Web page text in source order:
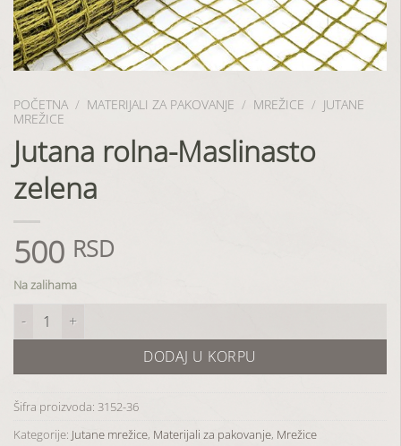
POČETNA / MATERIJALI ZA PAKOVANJE / MREŽICE / JUTANE
MREŽICE
Jutana rolna-Maslinasto
zelena
500 RSD
Na zalihama
Jutana rolna-Maslinasto zelena količina
DODAJ U KORPU
Šifra proizvoda: 3152-36
Kategorije: Jutane mrežice, Materijali za pakovanje, Mrežice